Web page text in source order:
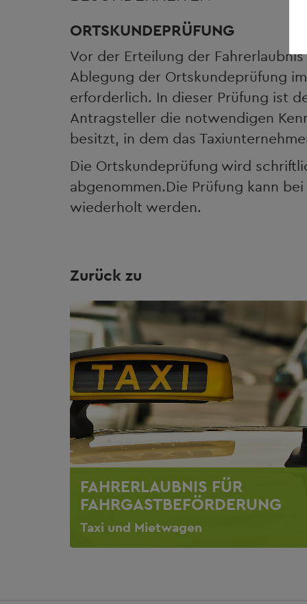
ORTSKUNDEPRÜFUNG
Vor der Erteilung der
Ablegung der Ortskundeprüfung
erforderlich. In dieser Prüfung ist
Antragsteller die notwendigen
besitzt, in dem das
Die Ortskundeprüfung wird
abgenommen.Die Prüfung kann
wiederholt werden.
Zurück zu
FAHRERLAUBNIS FÜR
FAHRGASTBEFÖRDERUNG
Taxi und Mietwagen